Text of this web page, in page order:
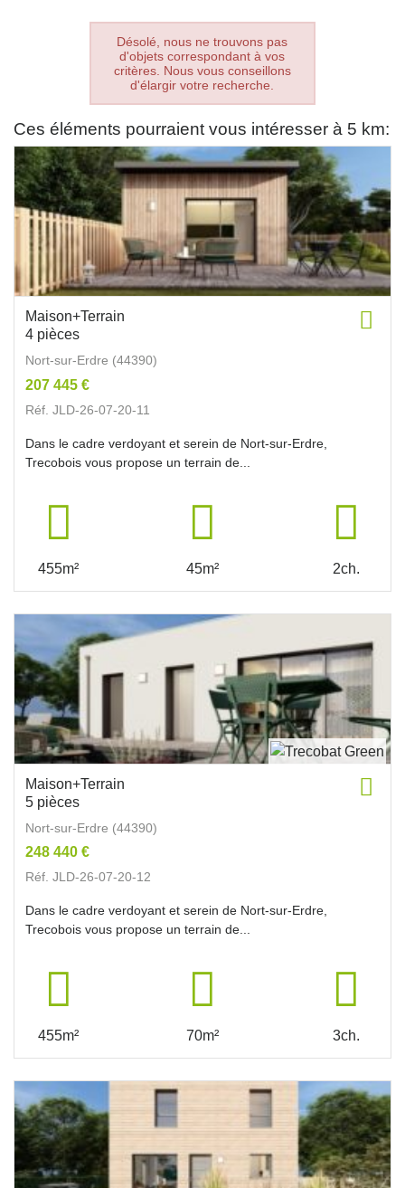
Désolé, nous ne trouvons pas
d'objets correspondant à vos
critères. Nous vous conseillons
d'élargir votre recherche.
Ces éléments pourraient vous intéresser à 5 km:
Maison+Terrain
4 pièces
Nort-sur-Erdre (44390)
207 445 €
Réf. JLD-26-07-20-11
Dans le cadre verdoyant et serein de Nort-sur-Erdre,
Trecobois vous propose un terrain de...
455m² 45m² 2ch.
Maison+Terrain
5 pièces
Nort-sur-Erdre (44390)
248 440 €
Réf. JLD-26-07-20-12
Dans le cadre verdoyant et serein de Nort-sur-Erdre,
Trecobois vous propose un terrain de...
455m² 70m² 3ch.